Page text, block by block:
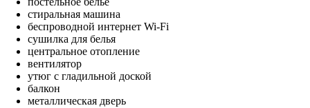
стиральная машина
беспроводной интернет Wi-Fi
сушилка для белья
центральное отопление
вентилятор
утюг с гладильной доской
балкон
металлическая дверь